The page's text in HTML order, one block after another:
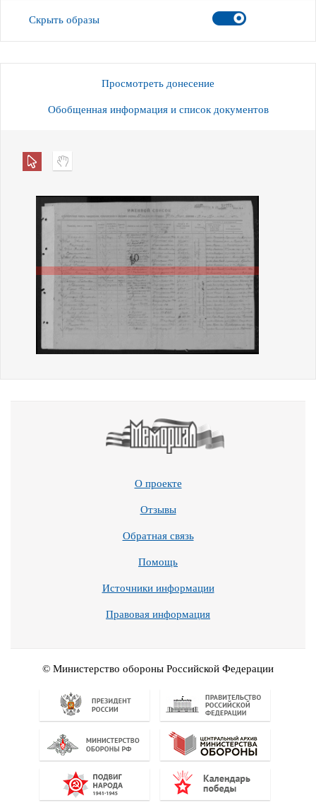
Скрыть образы
Просмотреть донесение
Обобщенная информация и список документов
О проекте
Отзывы
Обратная связь
Помощь
Источники информации
Правовая информация
© Министерство обороны Российской Федерации